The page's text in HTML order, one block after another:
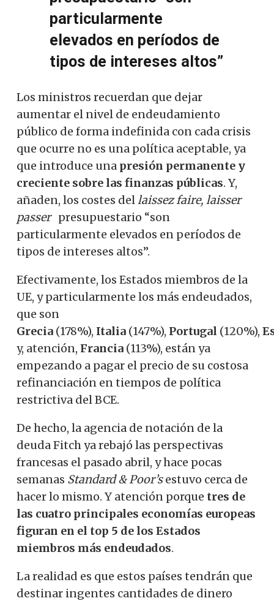
particularmente
elevados en períodos de
tipos de intereses altos”
Los ministros recuerdan que dejar
aumentar el nivel de endeudamiento
público de forma indefinida con cada crisis
que ocurre no es una política aceptable, ya
que introduce una presión permanente y
creciente sobre las finanzas públicas. Y,
añaden, los costes dellaissez faire, laisser
passerpresupuestario “son
particularmente elevados en períodos de
tipos de intereses altos”.
Efectivamente, los Estados miembros de la
UE, y particularmente los más endeudados,
que son
Grecia (178%), Italia (147%), Portugal (120%),
y, atención, Francia (113%), están ya
empezando a pagar el precio de su costosa
refinanciación en tiempos de política
restrictiva del BCE.
De hecho, la agencia de notación de la
deuda Fitch ya rebajó las perspectivas
francesas el pasado abril, y hace pocas
semanas Standard & Poor’sestuvo cerca de
hacer lo mismo. Y atención porque tres de
las cuatro principales economías europeas
figuran en el top 5 de los Estados
miembros más endeudados.
La realidad es que estos países tendrán que
destinar ingentes cantidades de dinero